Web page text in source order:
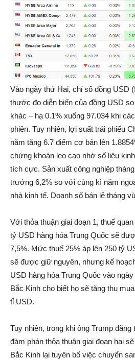
Vào ngày thứ Hai, chỉ số đồng USD
thước đo diễn biến của đồng USD
khác – hạ 0.1% xuống 97.034 khi
phiên. Tuy nhiên, lợi suất trái phiếu
năm tăng 6.7 điểm cơ bản lên
chứng khoán leo cao nhờ số liệu
tích cực. Sản xuất công nghiệp
trưởng 6,2% so với cùng kì năm
nhà kinh tế. Doanh số bán lẻ tháng
Với thỏa thuận giai đoạn 1, thuế
tỷ USD hàng hóa Trung Quốc sẽ
7,5%. Mức thuế 25% áp lên 250 tỷ
sẽ được giữ nguyên, nhưng kế
USD hàng hóa Trung Quốc vào
Bắc Kinh cho biết họ sẽ tăng thu
tỉ USD.
Tuy nhiên, trong khi ông Trump đăng
đàm phán thỏa thuận giai đoạn hai
Bắc Kinh lại tuyên bố việc chuyển